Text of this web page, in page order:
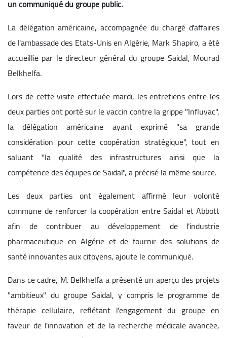
un communiqué du groupe public.
La délégation américaine, accompagnée du chargé d'affaires
de l'ambassade des Etats-Unis en Algérie, Mark Shapiro, a été
accueillie par le directeur général du groupe Saidal, Mourad
Belkhelfa.
Lors de cette visite effectuée mardi, les entretiens entre les
deux parties ont porté sur le vaccin contre la grippe "Influvac",
la délégation américaine ayant exprimé "sa grande
considération pour cette coopération stratégique", tout en
saluant "la qualité des infrastructures ainsi que la
compétence des équipes de Saidal", a précisé la même source.
Les deux parties ont également affirmé leur volonté
commune de renforcer la coopération entre Saidal et Abbott
afin de contribuer au développement de l'industrie
pharmaceutique en Algérie et de fournir des solutions de
santé innovantes aux citoyens, ajoute le communiqué.
Dans ce cadre, M. Belkhelfa a présenté un aperçu des projets
"ambitieux" du groupe Saidal, y compris le programme de
thérapie cellulaire, reflétant l'engagement du groupe en
faveur de l'innovation et de la recherche médicale avancée,